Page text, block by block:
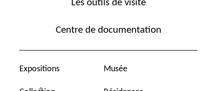
Les outils de visite
Centre de documentation
Expositions Musée